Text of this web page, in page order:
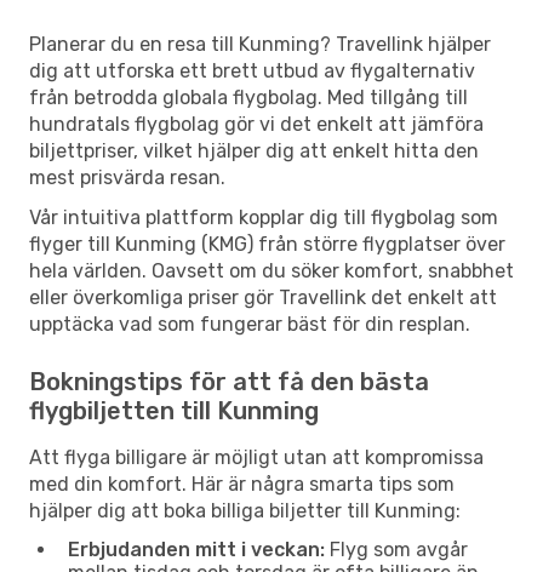
Planerar du en resa till Kunming? Travellink hjälper
dig att utforska ett brett utbud av flygalternativ
från betrodda globala flygbolag. Med tillgång till
hundratals flygbolag gör vi det enkelt att jämföra
biljettpriser, vilket hjälper dig att enkelt hitta den
mest prisvärda resan.
Vår intuitiva plattform kopplar dig till flygbolag som
flyger till Kunming (KMG) från större flygplatser över
hela världen. Oavsett om du söker komfort, snabbhet
eller överkomliga priser gör Travellink det enkelt att
upptäcka vad som fungerar bäst för din resplan.
Bokningstips för att få den bästa
flygbiljetten till Kunming
Att flyga billigare är möjligt utan att kompromissa
med din komfort. Här är några smarta tips som
hjälper dig att boka billiga biljetter till Kunming:
Erbjudanden mitt i veckan: Flyg som avgår